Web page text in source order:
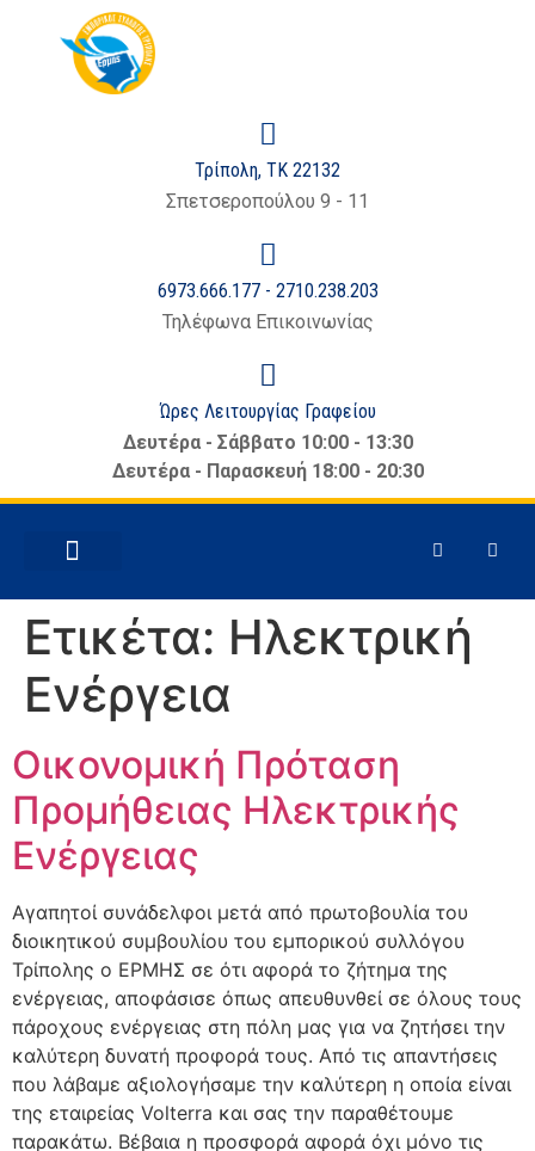
περιεχόμενο
Τρίπολη, ΤΚ 22132
Σπετσεροπούλου 9 - 11
6973.666.177 - 2710.238.203
Τηλέφωνα Επικοινωνίας
Ώρες Λειτουργίας Γραφείου
Δευτέρα - Σάββατο 10:00 - 13:30
Δευτέρα - Παρασκευή 18:00 - 20:30
Ετικέτα: Ηλεκτρική
Ενέργεια
Οικονομική Πρόταση
Προμήθειας Ηλεκτρικής
Ενέργειας
Αγαπητοί συνάδελφοι μετά από πρωτοβουλία του
διοικητικού συμβουλίου του εμπορικού συλλόγου
Τρίπολης ο ΕΡΜΗΣ σε ότι αφορά το ζήτημα της
ενέργειας, αποφάσισε όπως απευθυνθεί σε όλους τους
πάροχους ενέργειας στη πόλη μας για να ζητήσει την
καλύτερη δυνατή προφορά τους. Από τις απαντήσεις
που λάβαμε αξιολογήσαμε την καλύτερη η οποία είναι
της εταιρείας Volterra και σας την παραθέτουμε
παρακάτω. Βέβαια η προσφορά αφορά όχι μόνο τις